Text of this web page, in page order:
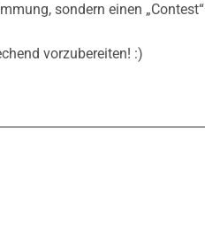
sondern einen „Contest“
vorzubereiten! :)